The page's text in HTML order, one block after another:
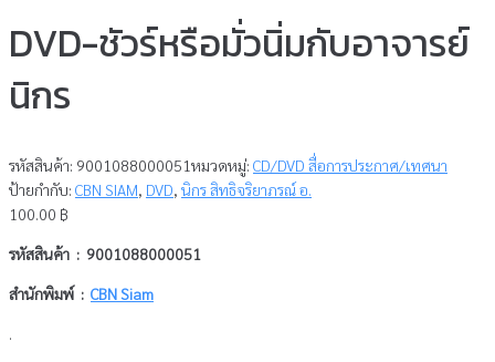
DVD-ชัวร์หรือมั่วนิ่มกับอาจารย์
นิกร
รหัสสินค้า: 9001088000051หมวดหมู่: CD/DVD สื่อการประกาศ/เทศนา
ป้ายกำกับ: CBN SIAM, DVD, นิกร สิทธิจริยาภรณ์ อ.
100.00 ฿
รหัสสินค้า : 9001088000051
สำนักพิมพ์ : CBN Siam
.